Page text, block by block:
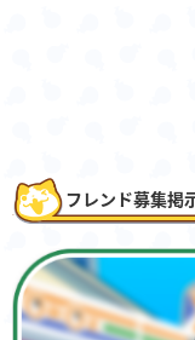
フレンド募集掲